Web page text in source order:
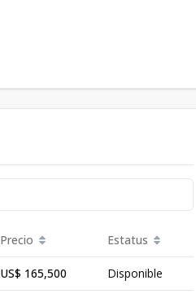
Precio Estatus
US$ 165,500 Disponible